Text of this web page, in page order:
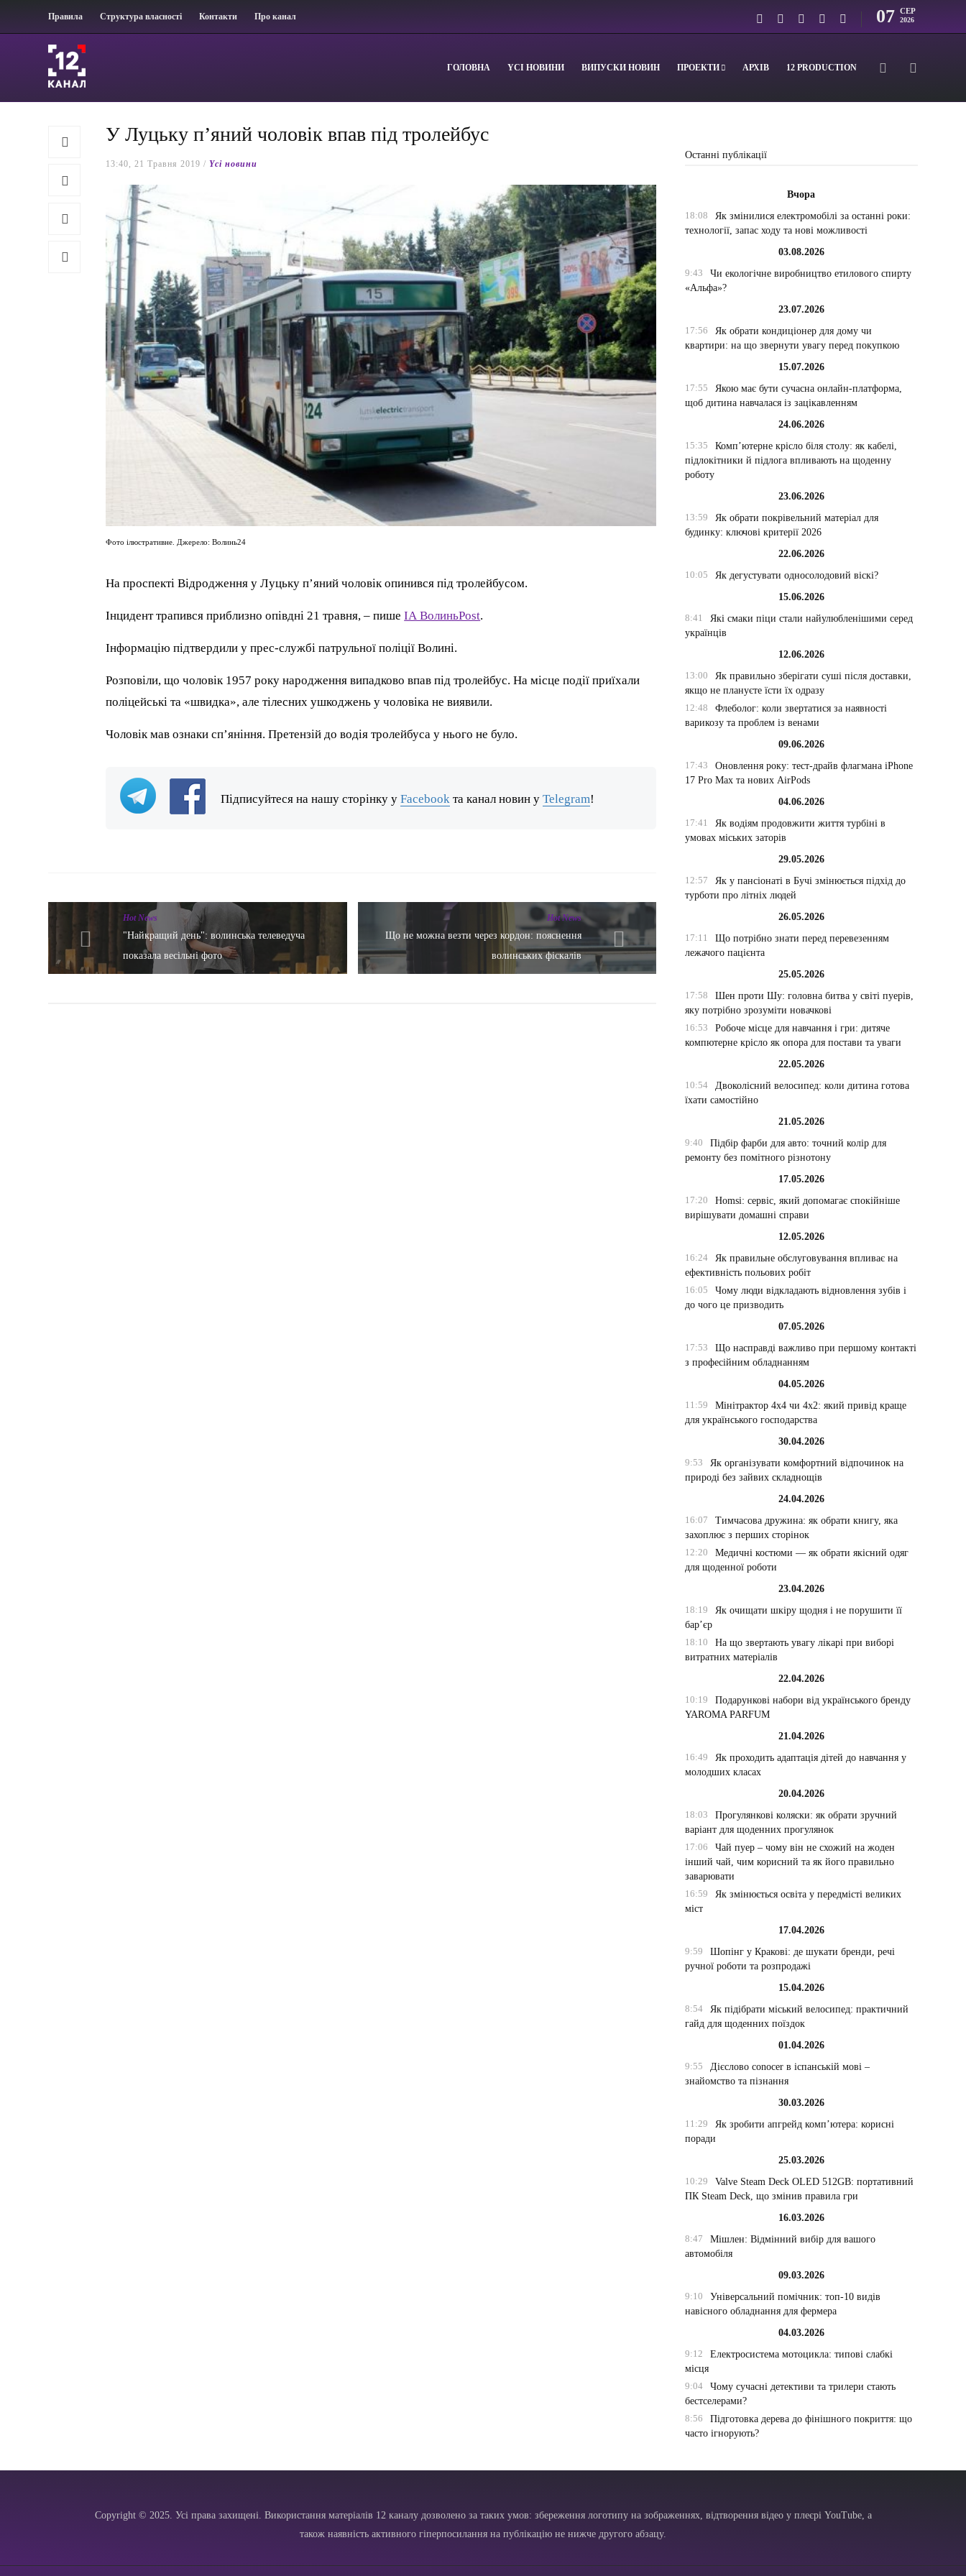
Правила Структура власності Контакти Про канал 07 СЕР
2026
ГОЛОВНА YСІ НОВИНИ ВИПУСКИ НОВИН ПРОЕКТИ АРХІВ 12 PRODUCTION
У Луцьку п’яний чоловік впав під тролейбус
13:40, 21 Травня 2019 /Yсі новини
Фото ілюстративне. Джерело: Волинь24
На проспекті Відродження у Луцьку п’яний чоловік опинився під тролейбусом.
Інцидент трапився приблизно опівдні 21 травня, – пишеІА ВолиньPost.
Інформацію підтвердили у прес-службі патрульної поліції Волині.
Розповіли, що чоловік 1957 року народження випадково впав під тролейбус. На місце події приїхали
поліцейські та «швидка», але тілесних ушкоджень у чоловіка не виявили.
Чоловік мав ознаки сп’яніння. Претензій до водія тролейбуса у нього не було.
Підписуйтеся на нашу сторінку уFacebook та канал новин уTelegram!
Hot News
"Найкращий день": волинська телеведуча
показала весільні фото
Hot News
Що не можна везти через кордон: пояснення
волинських фіскалів
Останні публікації
Вчора
18:08
Як змінилися електромобілі за останні роки:
технології, запас ходу та нові можливості
03.08.2026
9:43
Чи екологічне виробництво етилового спирту
«Альфа»?
23.07.2026
17:56
Як обрати кондиціонер для дому чи
квартири: на що звернути увагу перед покупкою
15.07.2026
17:55
Якою має бути сучасна онлайн-платформа,
щоб дитина навчалася із зацікавленням
24.06.2026
15:35
Комп’ютерне крісло біля столу: як кабелі,
підлокітники й підлога впливають на щоденну
роботу
23.06.2026
13:59
Як обрати покрівельний матеріал для
будинку: ключові критерії 2026
22.06.2026
10:05
Як дегустувати односолодовий віскі?
15.06.2026
8:41
Які смаки піци стали найулюбленішими серед
українців
12.06.2026
13:00
Як правильно зберігати суші після доставки,
якщо не плануєте їсти їх одразу
12:48
Флеболог: коли звертатися за наявності
варикозу та проблем із венами
09.06.2026
17:43
Оновлення року: тест-драйв флагмана iPhone
17 Pro Max та нових AirPods
04.06.2026
17:41
Як водіям продовжити життя турбіні в
умовах міських заторів
29.05.2026
12:57
Як у пансіонаті в Бучі змінюється підхід до
турботи про літніх людей
26.05.2026
17:11
Що потрібно знати перед перевезенням
лежачого пацієнта
25.05.2026
17:58
Шен проти Шу: головна битва у світі пуерів,
яку потрібно зрозуміти новачкові
16:53
Робоче місце для навчання і гри: дитяче
компютерне крісло як опора для постави та уваги
22.05.2026
10:54
Двоколісний велосипед: коли дитина готова
їхати самостійно
21.05.2026
9:40
Підбір фарби для авто: точний колір для
ремонту без помітного різнотону
17.05.2026
17:20
Homsi: сервіс, який допомагає спокійніше
вирішувати домашні справи
12.05.2026
16:24
Як правильне обслуговування впливає на
ефективність польових робіт
16:05
Чому люди відкладають відновлення зубів і
до чого це призводить
07.05.2026
17:53
Що насправді важливо при першому контакті
з професійним обладнанням
04.05.2026
11:59
Мінітрактор 4х4 чи 4х2: який привід краще
для українського господарства
30.04.2026
9:53
Як організувати комфортний відпочинок на
природі без зайвих складнощів
24.04.2026
16:07
Тимчасова дружина: як обрати книгу, яка
захоплює з перших сторінок
12:20
Медичні костюми — як обрати якісний одяг
для щоденної роботи
23.04.2026
18:19
Як очищати шкіру щодня і не порушити її
бар’єр
18:10
На що звертають увагу лікарі при виборі
витратних матеріалів
22.04.2026
10:19
Подарункові набори від українського бренду
YAROMA PARFUM
21.04.2026
16:49
Як проходить адаптація дітей до навчання у
молодших класах
20.04.2026
18:03
Прогулянкові коляски: як обрати зручний
варіант для щоденних прогулянок
17:06
Чай пуер – чому він не схожий на жоден
інший чай, чим корисний та як його правильно
заварювати
16:59
Як змінюється освіта у передмісті великих
міст
17.04.2026
9:59
Шопінг у Кракові: де шукати бренди, речі
ручної роботи та розпродажі
15.04.2026
8:54
Як підібрати міський велосипед: практичний
гайд для щоденних поїздок
01.04.2026
9:55
Дієслово conocer в іспанській мові –
знайомство та пізнання
30.03.2026
11:29
Як зробити апгрейд комп’ютера: корисні
поради
25.03.2026
10:29
Valve Steam Deck OLED 512GB: портативний
ПК Steam Deck, що змінив правила гри
16.03.2026
8:47
Мішлен: Відмінний вибір для вашого
автомобіля
09.03.2026
9:10
Універсальний помічник: топ-10 видів
навісного обладнання для фермера
04.03.2026
9:12
Електросистема мотоцикла: типові слабкі
місця
9:04
Чому сучасні детективи та трилери стають
бестселерами?
8:56
Підготовка дерева до фінішного покриття: що
часто ігнорують?
Copyright © 2025. Усі права захищені. Використання матеріалів 12 каналу дозволено за таких умов: збереження логотипу на зображеннях, відтворення відео у плеєрі YouTube, а
також наявність активного гіперпосилання на публікацію не нижче другого абзацу.